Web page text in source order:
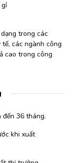
trong các
các ngành công
cao trong công
đến 36 tháng.
khi xuất